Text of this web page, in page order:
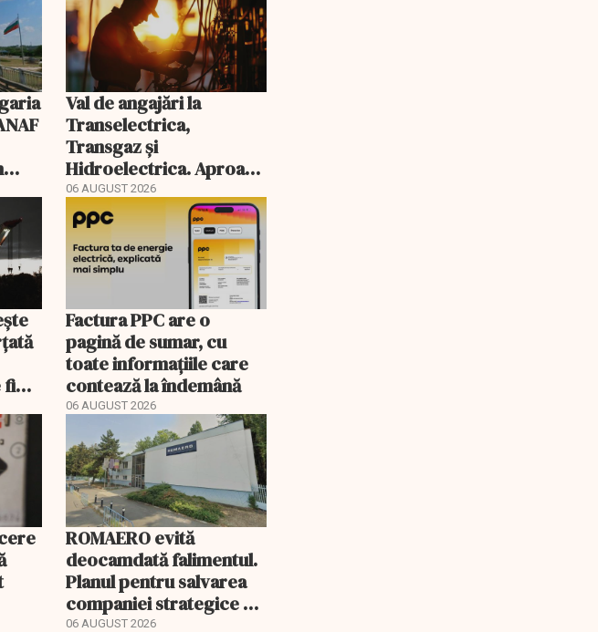
Val de angajări la
Transelectrica,
Transgaz și
Hidroelectrica. Aproape
400 de posturi aprobate
06 AUGUST 2026
fi
Factura PPC are o
pagină de sumar, cu
toate informațiile care
contează la îndemână
06 AUGUST 2026
ROMAERO evită
deocamdată falimentul.
Planul pentru salvarea
companiei strategice a
fost confirmat
06 AUGUST 2026